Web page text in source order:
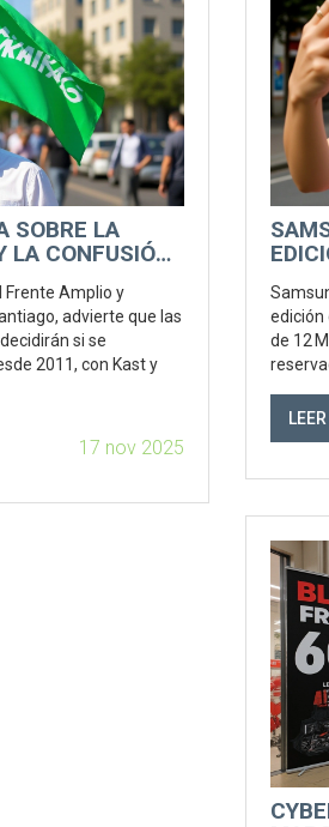
SOBRE LA
LA CONFUSIÓN
Frente Amplio y
advierte que las
si se
2011, con Kast y
17 nov 2025
edición
de 12